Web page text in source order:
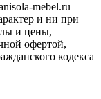
mebel.ru
и ни при
и цены,
офертой,
кодекса